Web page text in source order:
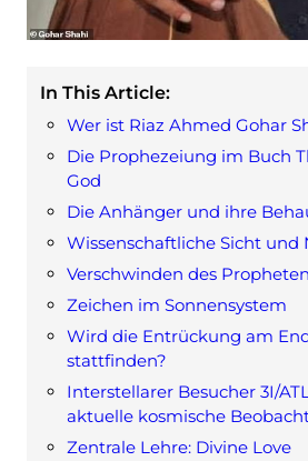
In This Article:
Wer ist Riaz Ahmed Gohar
Die Prophezeiung im Buch
God
Die Anhänger und ihre
Wissenschaftliche Sicht und
Verschwinden des Propheten
Zeichen im Sonnensystem
Wird die Entrückung am
stattfinden?
Interstellarer Besucher 3I/
aktuelle kosmische
Zentrale Lehre: Divine Love